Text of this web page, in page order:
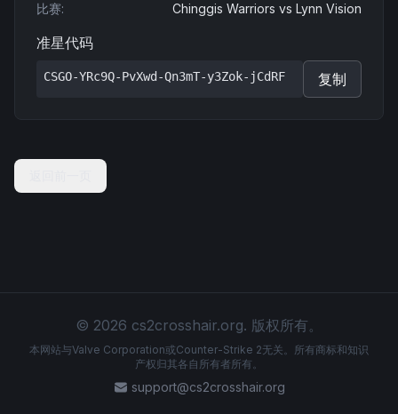
比赛: Chinggis Warriors vs Lynn Vision
准星代码
CSGO-YRc9Q-PvXwd-Qn3mT-y3Zok-jCdRF 复制
© 2026 cs2crosshair.org. 版权所有。
本网站与Valve Corporation或Counter-Strike 2无关。所有商标和知识
产权归其各自所有者所有。
support@cs2crosshair.org